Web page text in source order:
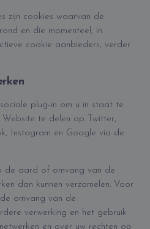
zijn cookies waarvan de
en die momenteel, in
cookie aanbieders, verder
plug-in om u in staat te
te delen op Twitter,
Instagram en Google via de
de aard of omvang van de
dan kunnen verzamelen. Voor
omvang van de
verwerking en het gebruik
en over uw rechten op